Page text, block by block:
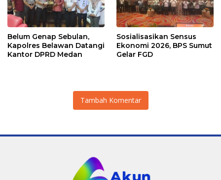
Belum Genap Sebulan,
Kapolres Belawan Datangi
Kantor DPRD Medan
Sosialisasikan Sensus
Ekonomi 2026, BPS Sumut
Gelar FGD
Tambah Komentar